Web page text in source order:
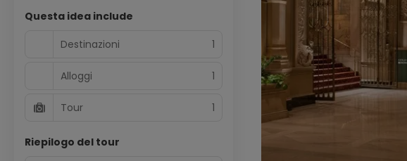
Questa idea include
Destinazioni
1
Alloggi 1
Tour 1
Riepilogo del tour